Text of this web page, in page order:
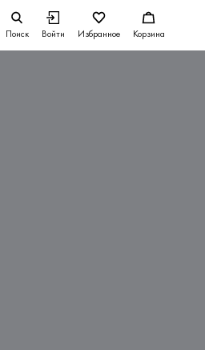
Поиск Войти Избранное Корзина